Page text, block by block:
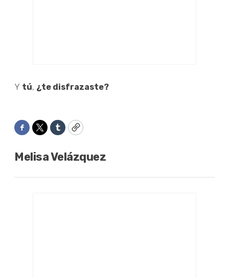
Y tú, ¿te disfrazaste?
Facebook
TwitterTumblrCopy
Melisa Velázquez